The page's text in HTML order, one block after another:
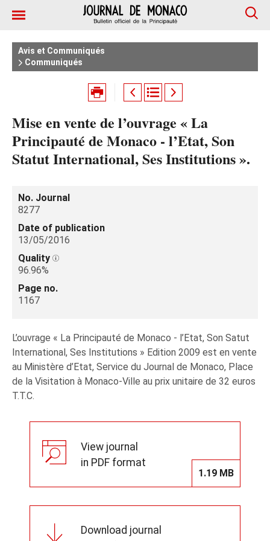
Avis et Communiqués
Communiqués
Mise en vente de l’ouvrage « La
Principauté de Monaco - l’Etat, Son
Statut International, Ses Institutions ».
No. Journal
8277
Date of publication
13/05/2016
Quality
96.96%
Page no.
1167
L’ouvrage « La Principauté de Monaco - l’Etat, Son Satut
International, Ses Institutions » Edition 2009 est en vente
au Ministère d’Etat, Service du Journal de Monaco, Place
de la Visitation à Monaco-Ville au prix unitaire de 32 euros
T.T.C.
View journal
in PDF format
1.19 MB
Download journal